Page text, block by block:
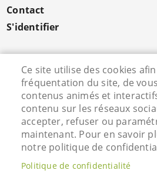
Contact
S'identifier
Courdimanche - Tél.
Horaires
Lundi : 13h45
Mardi : 8h45-12h00
Jeudi : 8h45-12h00 /
Vendredi : 8h45-12h00
Ce site utilise des cookies
fréquentation du site, de
contenus animés et
contenu sur les réseaux
accepter, refuser ou
maintenant. Pour en savoir
notre politique de
Politique de confidentialité